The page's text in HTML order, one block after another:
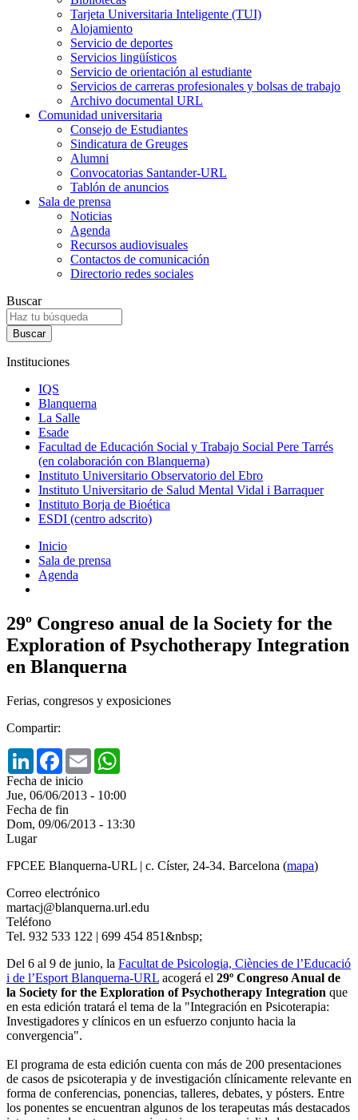
Tarjeta Universitaria Inteligente (TUI)
Alojamiento
Servicio de deportes
Servicios lingüísticos
Servicio de orientación al estudiante
Servicios de carreras profesionales y bolsas de trabajo
Archivo documental URL
Comunidad universitaria
Consejo de Estudiantes
Sindicatura de Greuges
Alumni
Convocatorias Santander-URL
Tablón de anuncios
Sala de prensa
Noticias
Agenda
Recursos audiovisuales
Contactos de comunicación
Directorio redes sociales
Buscar
Instituciones
IQS
Blanquerna
La Salle
Esade
Facultad de Educación Social y Trabajo Social Pere Tarrés
(en colaboración con Blanquerna)
Instituto Universitario Observatorio del Ebro
Instituto Universitario de Salud Mental Vidal i Barraquer
Instituto Borja de Bioética
ESDI (centro adscrito)
Inicio
Sala de prensa
Agenda
29º Congreso anual de la Society for the
Exploration of Psychotherapy Integration
en Blanquerna
Ferias, congresos y exposiciones
Compartir:
LinkedInFacebook
Email
Fecha de inicio
Jue, 06/06/2013 - 10:00
Fecha de fin
Dom, 09/06/2013 - 13:30
Lugar
FPCEE Blanquerna-URL | c. Císter, 24-34. Barcelona (mapa)
Correo electrónico
martacj@blanquerna.url.edu
Teléfono
Tel. 932 533 122 | 699 454 851&nbsp;
Del 6 al 9 de junio, la Facultat de Psicologia, Ciències de l’Educació
i de l’Esport Blanquerna-URL acogerá el 29º Congreso Anual de
la Society for the Exploration of Psychotherapy Integration que
en esta edición tratará el tema de la "Integración en Psicoterapia:
Investigadores y clínicos en un esfuerzo conjunto hacia la
convergencia".
El programa de esta edición cuenta con más de 200 presentaciones
de casos de psicoterapia y de investigación clínicamente relevante en
forma de conferencias, ponencias, talleres, debates, y pósters. Entre
los ponentes se encuentran algunos de los terapeutas más destacados